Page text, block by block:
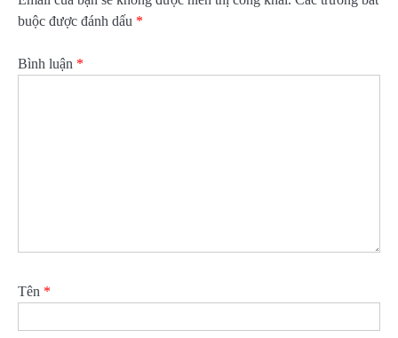
buộc được đánh dấu *
Bình luận *
Tên *